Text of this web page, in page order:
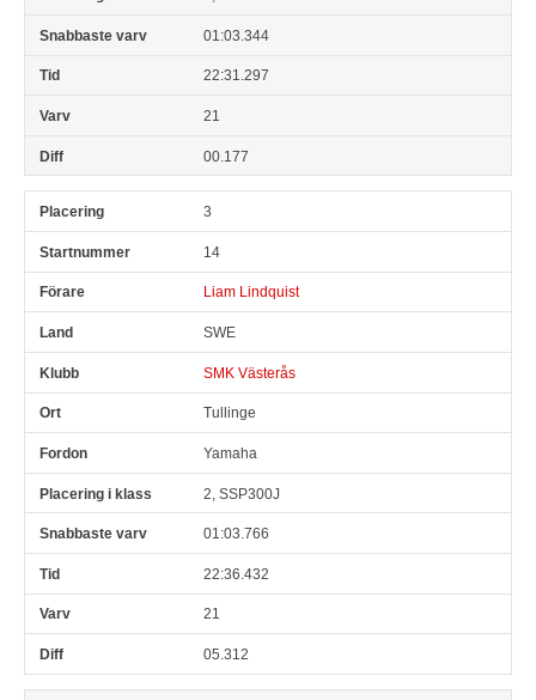
01:03.344
22:31.297
21
00.177
3
14
Liam Lindquist
SWE
SMK Västerås
Tullinge
Yamaha
2, SSP300J
01:03.766
22:36.432
21
05.312